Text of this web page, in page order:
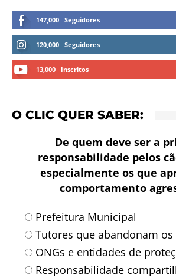
147,000 Seguidores
120,000 Seguidores
13,000 Inscritos
O CLIC QUER SABER:
De quem deve ser a
responsabilidade pelos
especialmente os que
comportamento
Prefeitura Municipal
Tutores que abandonam
ONGs e entidades de
Responsabilidade